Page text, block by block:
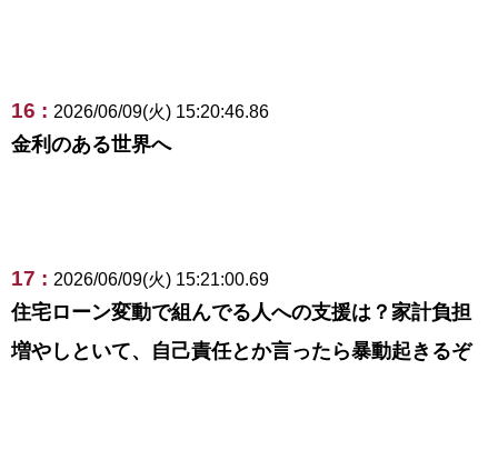
16 : 2026/06/09(火) 15:20:46.86
金利のある世界へ
17 : 2026/06/09(火) 15:21:00.69
住宅ローン変動で組んでる人への支援は？家計負担
増やしといて、自己責任とか言ったら暴動起きるぞ